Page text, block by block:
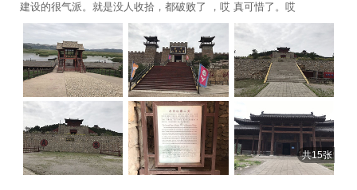
建设的很气派。就是没人收拾，都破败了 ，哎 真可惜了。哎
共15张